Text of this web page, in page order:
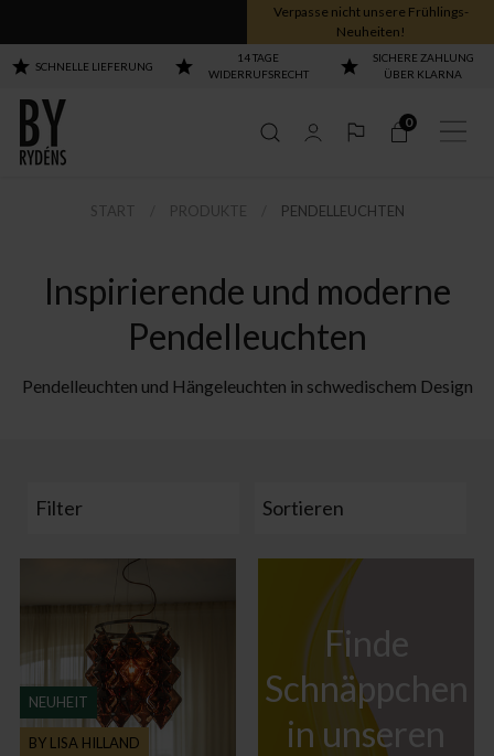
Verpasse nicht unsere Frühlings-
Neuheiten!
SCHNELLE LIEFERUNG
14 TAGE
WIDERRUFSRECHT
SICHERE ZAHLUNG
ÜBER KLARNA
0
START PRODUKTE PENDELLEUCHTEN
Inspirierende und moderne
Pendelleuchten
Pendelleuchten und Hängeleuchten in schwedischem Design
Filter Sortieren
NEUHEIT
BY LISA HILLAND
Finde
Schnäppchen
in unseren